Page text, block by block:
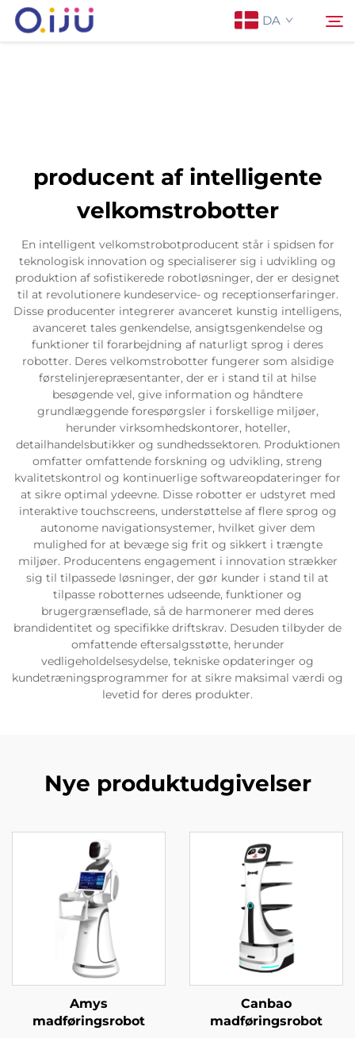
DA
Produkter
Anvendelse
Sag
Nyheder
Servicesupport
Kontakt os
producent af intelligente
velkomstrobotter
En intelligent velkomstrobotproducent står i spidsen for
teknologisk innovation og specialiserer sig i udvikling og
produktion af sofistikerede robotløsninger, der er designet
til at revolutionere kundeservice- og receptionserfaringer.
Disse producenter integrerer avanceret kunstig intelligens,
avanceret tales genkendelse, ansigtsgenkendelse og
funktioner til forarbejdning af naturligt sprog i deres
robotter. Deres velkomstrobotter fungerer som alsidige
førstelinjerepræsentanter, der er i stand til at hilse
besøgende vel, give information og håndtere
grundlæggende forespørgsler i forskellige miljøer,
herunder virksomhedskontorer, hoteller,
detailhandelsbutikker og sundhedssektoren. Produktionen
omfatter omfattende forskning og udvikling, streng
kvalitetskontrol og kontinuerlige softwareopdateringer for
at sikre optimal ydeevne. Disse robotter er udstyret med
interaktive touchscreens, understøttelse af flere sprog og
autonome navigationsystemer, hvilket giver dem
mulighed for at bevæge sig frit og sikkert i trængte
miljøer. Producentens engagement i innovation strækker
sig til tilpassede løsninger, der gør kunder i stand til at
tilpasse robotternes udseende, funktioner og
brugergrænseflade, så de harmonerer med deres
brandidentitet og specifikke driftskrav. Desuden tilbyder de
omfattende eftersalgsstøtte, herunder
vedligeholdelsesydelse, tekniske opdateringer og
kundetræningsprogrammer for at sikre maksimal værdi og
levetid for deres produkter.
Nye produktudgivelser
Amys
madføringsrobot
Canbao
madføringsrobot